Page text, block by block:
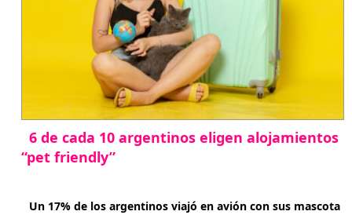
6 de cada 10 argentinos eligen alojamientos
“pet friendly”
Un 17% de los argentinos viajó en avión con sus mascota